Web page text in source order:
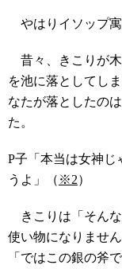
やはりイソップ寓
昔々、きこりが
を池に落としてし
なたが落としたの
た。
P子「本当は女神じ
うよ」（ ※2）
きこりは「そん
使い物になりませ
「ではこの銀の斧